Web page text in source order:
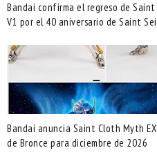
Bandai confirma el regreso de
V1 por el 40 aniversario de Saint
Bandai anuncia Saint Cloth Myth
de Bronce para diciembre de 2026